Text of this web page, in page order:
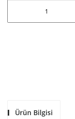
Ürün Bilgisi